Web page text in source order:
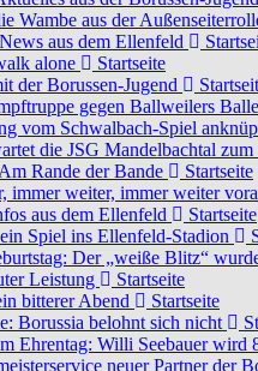
Wambe aus der
aus dem Ellenfeld
alone
Startseite
der Borussen-Jugend
gegen Ballweilers
vom Schwalbach-Spiel
die JSG Mandelbachtal zum
Rande der Bande
Startseite
immer weiter, immer weiter
aus dem Ellenfeld
Startseite
Spiel ins Ellenfeld-Stadion
Der „weiße Blitz“
Leistung
Startseite
bitterer Abend
Startseite
Borussia belohnt sich nicht
Ehrentag: Willi Seebauer wird
neuer Partner der